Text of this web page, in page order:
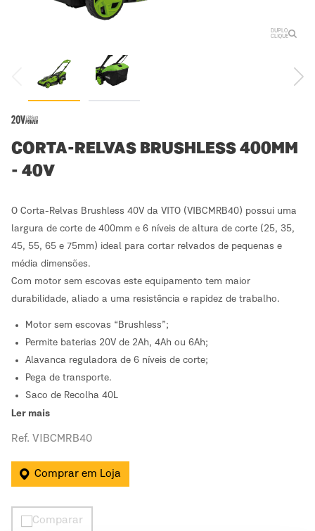
DUPLO
CLIQUE
CORTA-RELVAS BRUSHLESS 400MM
- 40V
O Corta-Relvas Brushless 40V da VITO (VIBCMRB40) possui uma
largura de corte de 400mm e 6 níveis de altura de corte (25, 35,
45, 55, 65 e 75mm) ideal para cortar relvados de pequenas e
média dimensões.
Com motor sem escovas este equipamento tem maior
durabilidade, aliado a uma resistência e rapidez de trabalho.
Motor sem escovas “Brushless”;
Permite baterias 20V de 2Ah, 4Ah ou 6Ah;
Alavanca reguladora de 6 níveis de corte;
Pega de transporte.
Saco de Recolha 40L
Ler mais
Ref. VIBCMRB40
Comprar em Loja
Comparar